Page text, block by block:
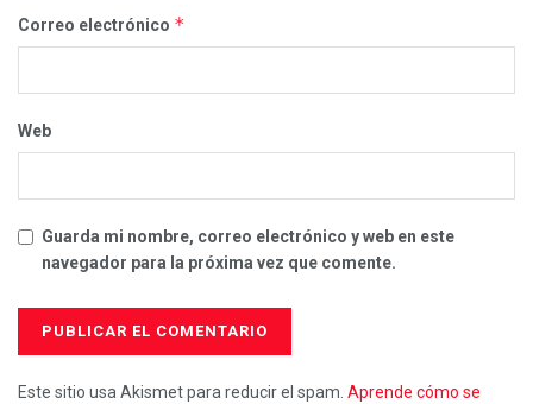
Correo electrónico *
Web
Guarda mi nombre, correo electrónico y web en este
navegador para la próxima vez que comente.
Este sitio usa Akismet para reducir el spam. Aprende cómo se